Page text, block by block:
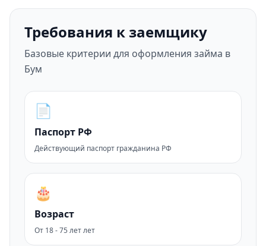
Требования к заемщику
Базовые критерии для оформления займа в
Бум
📄
Паспорт РФ
Действующий паспорт гражданина РФ
🎂
Возраст
От 18 - 75 лет лет